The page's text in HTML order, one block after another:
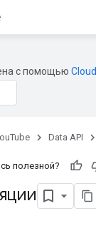
с помощью
Data API
полезной?